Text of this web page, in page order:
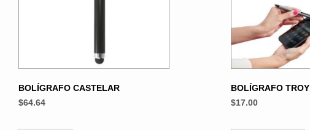
BOLÍGRAFO CASTELAR
$64.64
BOLÍGRAFO TROY
$17.00